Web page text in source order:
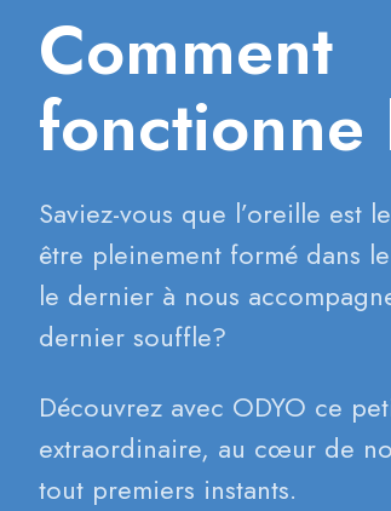
Comment
Saviez-vous que l’oreille est
être pleinement formé dans
le dernier à nous
dernier souffle?
Découvrez avec ODYO ce
extraordinaire, au cœur de
tout premiers instants.